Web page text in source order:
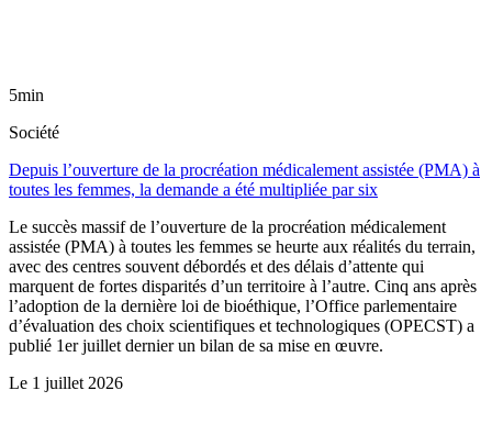
5min
Société
Depuis l’ouverture de la procréation médicalement assistée (PMA) à
toutes les femmes, la demande a été multipliée par six
Le succès massif de l’ouverture de la procréation médicalement
assistée (PMA) à toutes les femmes se heurte aux réalités du terrain,
avec des centres souvent débordés et des délais d’attente qui
marquent de fortes disparités d’un territoire à l’autre. Cinq ans après
l’adoption de la dernière loi de bioéthique, l’Office parlementaire
d’évaluation des choix scientifiques et technologiques (OPECST) a
publié 1er juillet dernier un bilan de sa mise en œuvre.
Le 1 juillet 2026